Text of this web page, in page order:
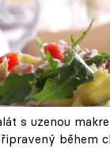
s uzenou
během